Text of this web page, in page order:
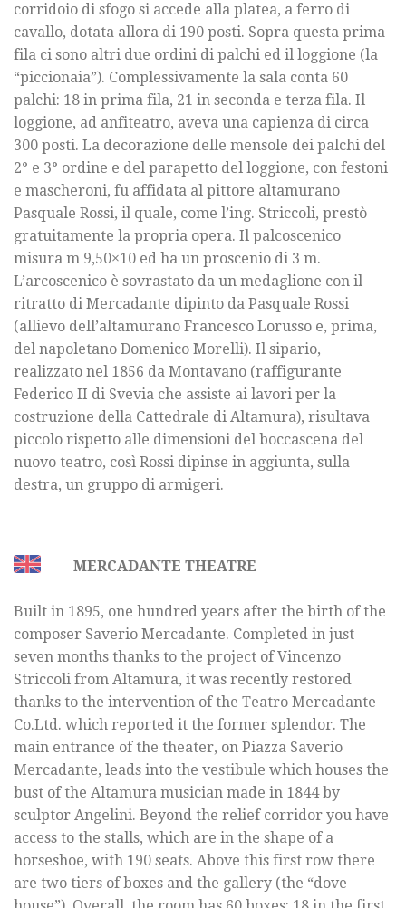
corridoio di sfogo si accede alla platea, a ferro di
cavallo, dotata allora di 190 posti. Sopra questa prima
fila ci sono altri due ordini di palchi ed il loggione (la
“piccionaia”). Complessivamente la sala conta 60
palchi: 18 in prima fila, 21 in seconda e terza fila. Il
loggione, ad anfiteatro, aveva una capienza di circa
300 posti. La decorazione delle mensole dei palchi del
2° e 3° ordine e del parapetto del loggione, con festoni
e mascheroni, fu affidata al pittore altamurano
Pasquale Rossi, il quale, come l’ing. Striccoli, prestò
gratuitamente la propria opera. Il palcoscenico
misura m 9,50×10 ed ha un proscenio di 3 m.
L’arcoscenico è sovrastato da un medaglione con il
ritratto di Mercadante dipinto da Pasquale Rossi
(allievo dell’altamurano Francesco Lorusso e, prima,
del napoletano Domenico Morelli). Il sipario,
realizzato nel 1856 da Montavano (raffigurante
Federico II di Svevia che assiste ai lavori per la
costruzione della Cattedrale di Altamura), risultava
piccolo rispetto alle dimensioni del boccascena del
nuovo teatro, così Rossi dipinse in aggiunta, sulla
destra, un gruppo di armigeri.
MERCADANTE THEATRE
Built in 1895, one hundred years after the birth of the
composer Saverio Mercadante. Completed in just
seven months thanks to the project of Vincenzo
Striccoli from Altamura, it was recently restored
thanks to the intervention of the Teatro Mercadante
Co.Ltd. which reported it the former splendor. The
main entrance of the theater, on Piazza Saverio
Mercadante, leads into the vestibule which houses the
bust of the Altamura musician made in 1844 by
sculptor Angelini. Beyond the relief corridor you have
access to the stalls, which are in the shape of a
horseshoe, with 190 seats. Above this first row there
are two tiers of boxes and the gallery (the “dove